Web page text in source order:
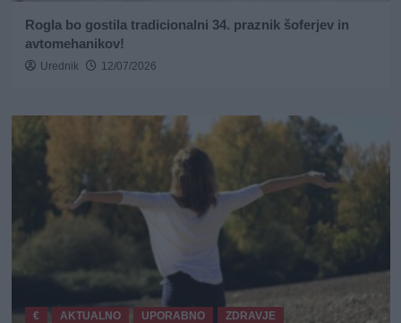
Rogla bo gostila tradicionalni 34. praznik šoferjev in
avtomehanikov!
Urednik 12/07/2026
€ AKTUALNO UPORABNO ZDRAVJE